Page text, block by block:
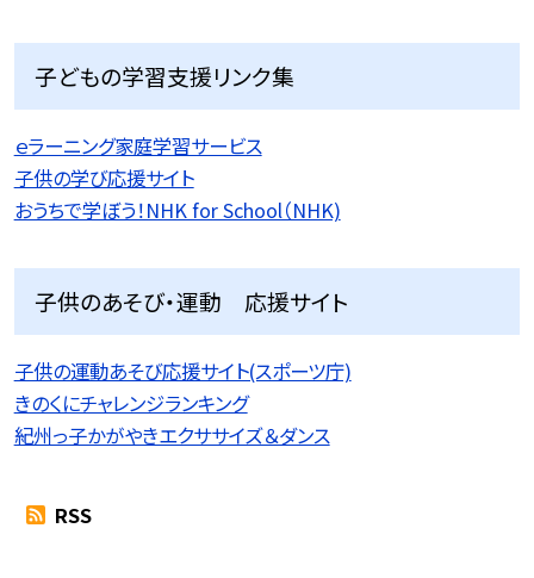
子どもの学習支援リンク集
ｅラーニング家庭学習サービス
子供の学び応援サイト
おうちで学ぼう！NHK for School（NHK)
子供のあそび・運動 応援サイト
子供の運動あそび応援サイト(スポーツ庁)
きのくにチャレンジランキング
紀州っ子かがやきエクササイズ＆ダンス
RSS